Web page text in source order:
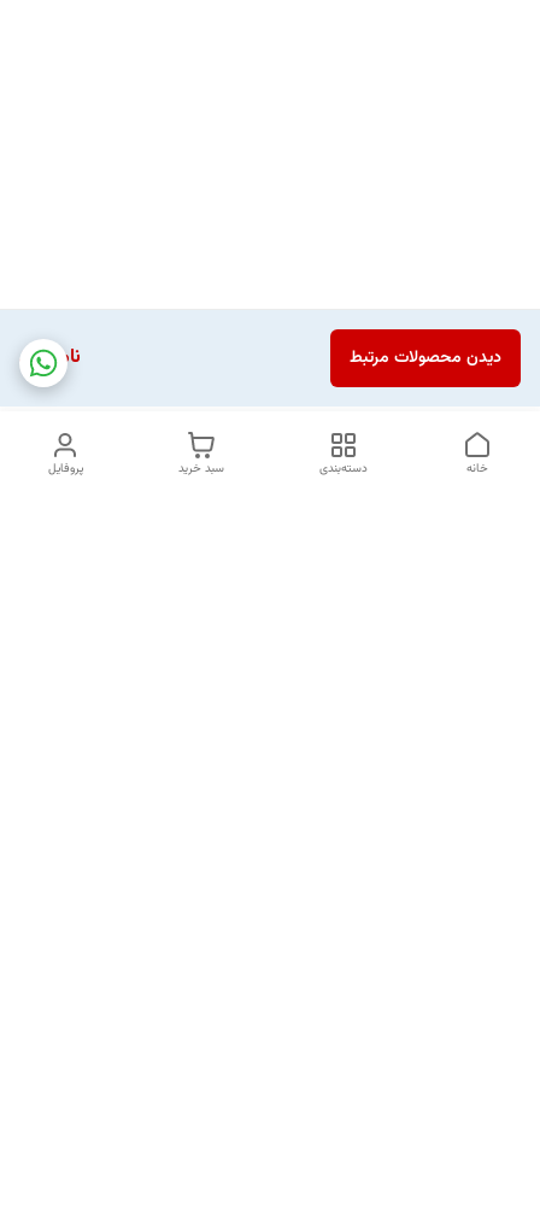
ناموجود دیدن محصولات مرتبط
پروفایل سبد خرید دسته‌بندی خانه